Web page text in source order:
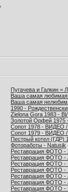
Пугачева и Галкин =
Ваша самая
Ваша самая
1990 -
Zielona Gora 1983 -
Золотой Орфей
Сопот 1978 - ВИДЕО
Сопот 1979 - ВИДЕО
Пестрый котел (ГДР)
Фотоработы - Natusik
Реставрация ФОТО -
Реставрация ФОТО -
Реставрация ФОТО -
Реставрация ФОТО -
Реставрация ФОТО -
Реставрация ФОТО -
Реставрация ФОТО -